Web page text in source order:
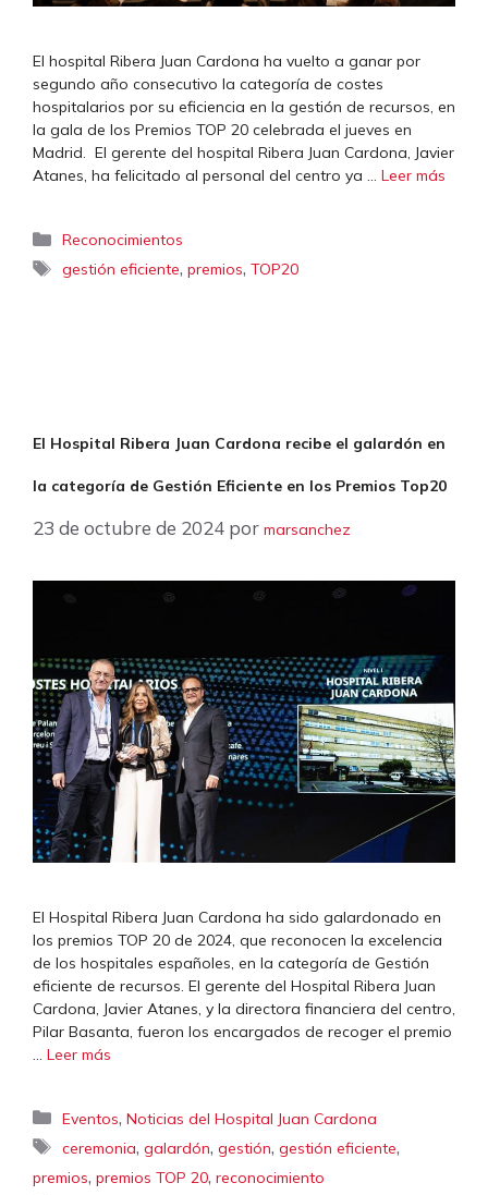
El hospital Ribera Juan Cardona ha vuelto a ganar por
segundo año consecutivo la categoría de costes
hospitalarios por su eficiencia en la gestión de recursos, en
la gala de los Premios TOP 20 celebrada el jueves en
Madrid. El gerente del hospital Ribera Juan Cardona, Javier
Atanes, ha felicitado al personal del centro ya … Leer más
Categorías
Reconocimientos
Etiquetas
gestión eficiente,premios,TOP20
El Hospital Ribera Juan Cardona recibe el galardón en
la categoría de Gestión Eficiente en los Premios Top20
23 de octubre de 2024 por marsanchez
El Hospital Ribera Juan Cardona ha sido galardonado en
los premios TOP 20 de 2024, que reconocen la excelencia
de los hospitales españoles, en la categoría de Gestión
eficiente de recursos. El gerente del Hospital Ribera Juan
Cardona, Javier Atanes, y la directora financiera del centro,
Pilar Basanta, fueron los encargados de recoger el premio
Leer más
Categorías
Eventos,Noticias del Hospital Juan Cardona
Etiquetas
ceremonia,galardón,gestión,gestión eficiente,
premios, premios TOP 20, reconocimiento